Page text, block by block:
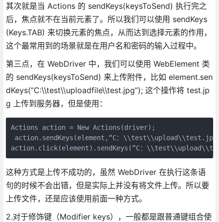
其次就是当 Actions 的 sendKeys(keysToSend) 执行完之
后，焦点就不在当前元素了。所以我们可以使用 sendKeys
(Keys.TAB) 来切换元素的焦点，从而达到选择元素的作用，
这个最常用到的场景就是在用户名和密码的输入过程中。
第三点，在 WebDriver 中，我们可以使用 WebElement 类
的 sendKeys(keysToSend) 来上传附件，比如 element.sen
dKeys(“C:\\test\\uploadfile\\test.jpg”); 这个操作将 test.jp
g 上传到服务器，但是使用：
Actions action = New Actions(driver);
action.sendKeys(element,“C：
action.click(element).sendKeys(“C：
这种方式是上传不成功的，虽然 WebDriver 在执行这条语
句的时候不会出错，但是实际上并没有将文件上传。所以要
上传文件，还是应该使用前面一种方式。
2.对于修饰键（Modifier keys），一般都是跟普通键组合使